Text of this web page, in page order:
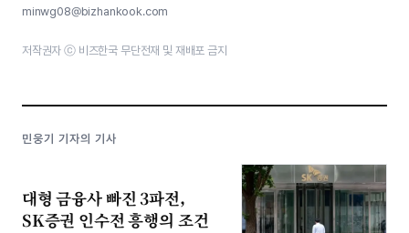
minwg08@bizhankook.com
저작권자 ⓒ 비즈한국 무단전재 및 재배포 금지
민웅기 기자의 기사
대형 금융사 빠진 3파전,
SK증권 인수전 흥행의 조건